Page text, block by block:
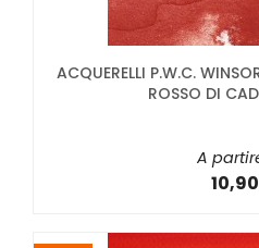
ACQUERELLI P.W.C.
ROSSO DI
A